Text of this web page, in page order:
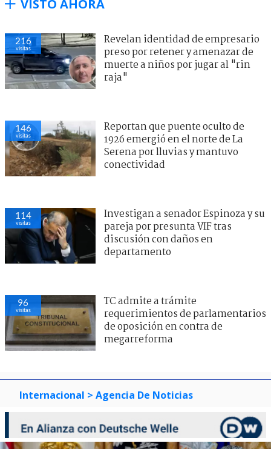
VISTO AHORA
216
visitas
Revelan identidad de empresario
preso por retener y amenazar de
muerte a niños por jugar al "rin
raja"
146
visitas
Reportan que puente oculto de
1926 emergió en el norte de La
Serena por lluvias y mantuvo
conectividad
114
visitas
Investigan a senador Espinoza y su
pareja por presunta VIF tras
discusión con daños en
departamento
96
visitas
TC admite a trámite
requerimientos de parlamentarios
de oposición en contra de
megarreforma
Internacional > Agencia De Noticias